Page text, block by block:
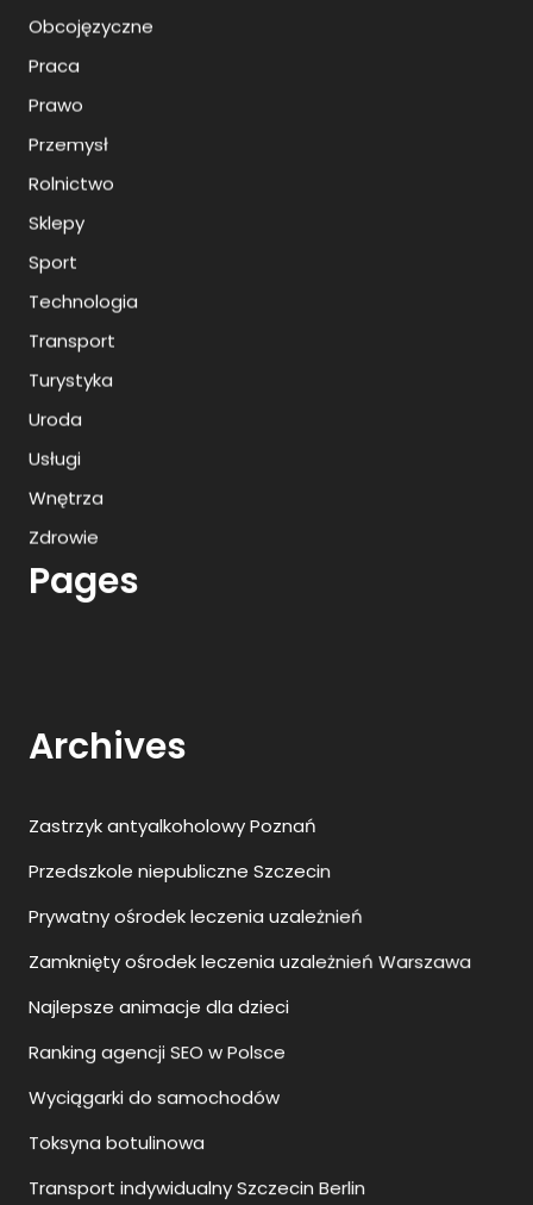
Obcojęzyczne
Praca
Prawo
Przemysł
Rolnictwo
Sklepy
Sport
Technologia
Transport
Turystyka
Uroda
Usługi
Wnętrza
Zdrowie
Pages
Zastrzyk antyalkoholowy Poznań
Prywatny ośrodek leczenia uzależnień
Zamknięty ośrodek leczenia uzależnień Warszawa
Najlepsze animacje dla dzieci
Ranking agencji SEO w Polsce
Wyciągarki do samochodów
Toksyna botulinowa
Transport indywidualny Szczecin Berlin
Kosmetyki do skóry atopowej
Wszywka alkoholowa jak wygląda?